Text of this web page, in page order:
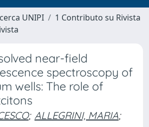
UNIPI
1 Contributo su Rivista
near-field
spectroscopy of
wells: The role of
; ALLEGRINI, MARIA;